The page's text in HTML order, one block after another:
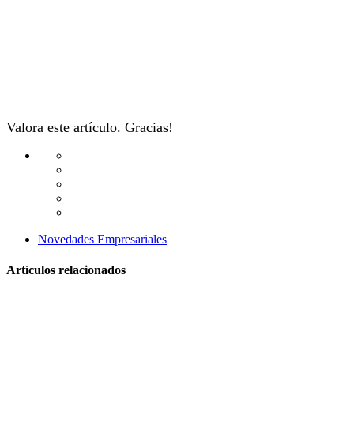
Valora este artículo. Gracias!
Novedades Empresariales
Artículos relacionados